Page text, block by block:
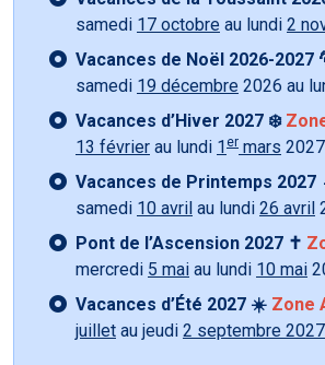
samedi 17 octobre au lundi 2
Vacances de Noël 2026-2027
samedi 19 décembre 2026 au
Vacances d’Hiver 2027 ❄️
13 février au lundi 1 er mars 2027
Vacances de Printemps 2027
samedi 10 avril au lundi 26 avril
Pont de l’Ascension 2027 ✝️
mercredi 5 mai au lundi 10 mai
Vacances d’Été 2027 ☀️ Zone
juillet au jeudi 2 septembre 2027